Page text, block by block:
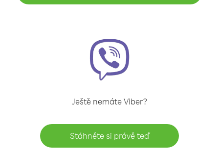
Ještě nemáte Viber?
Stáhněte si právě teď